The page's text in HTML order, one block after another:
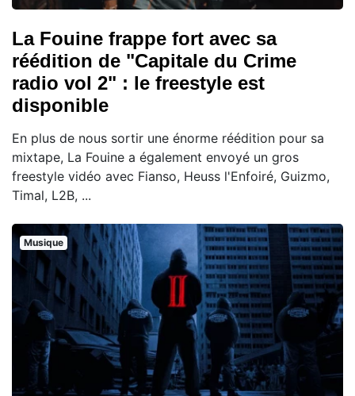
La Fouine frappe fort avec sa
réédition de "Capitale du Crime
radio vol 2" : le freestyle est
disponible
En plus de nous sortir une énorme réédition pour sa
mixtape, La Fouine a également envoyé un gros
freestyle vidéo avec Fianso, Heuss l'Enfoiré, Guizmo,
Timal, L2B, ...
Musique